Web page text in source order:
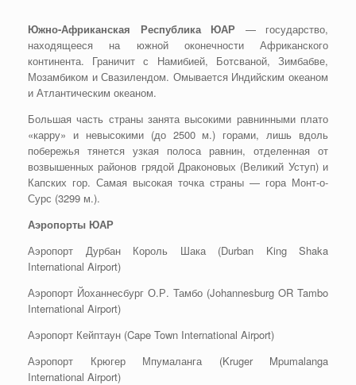
Южно-Африканская Республика ЮАР — государство,
находящееся на южной оконечности Африканского
континента. Граничит с Намибией, Ботсваной, Зимбабве,
Мозамбиком и Свазилендом. Омывается Индийским океаном
и Атлантическим океаном.
Большая часть страны занята высокими равнинными плато
«карру» и невысокими (до 2500 м.) горами, лишь вдоль
побережья тянется узкая полоса равнин, отделенная от
возвышенных районов грядой Драконовых (Великий Уступ) и
Капских гор. Самая высокая точка страны — гора Монт-о-
Сурс (3299 м.).
Аэропорты ЮАР
Аэропорт Дурбан Король Шака (Durban King Shaka
International Airport)
Аэропорт Йоханнесбург О.Р. Тамбо (Johannesburg OR Tambo
International Airport)
Аэропорт Кейптаун (Cape Town International Airport)
Аэропорт Крюгер Мпумаланга (Kruger Mpumalanga
International Airport)